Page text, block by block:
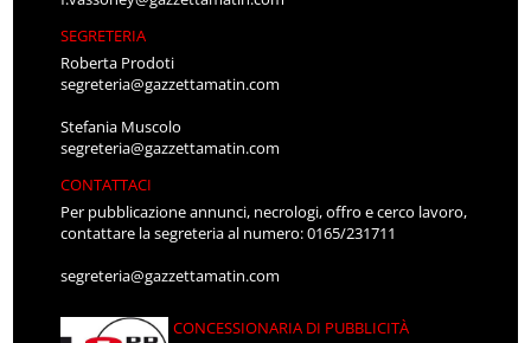
SEGRETERIA
Roberta Prodoti
segreteria@gazzettamatin.com
Stefania Muscolo
segreteria@gazzettamatin.com
CONTATTACI
Per pubblicazione annunci, necrologi, offro e cerco lavoro,
contattare la segreteria al numero: 0165/231711
segreteria@gazzettamatin.com
CONCESSIONARIA DI PUBBLICITÀ